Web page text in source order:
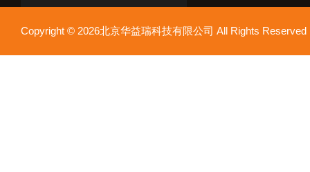
Copyright © 2026北京华益瑞科技有限公司 All Rights